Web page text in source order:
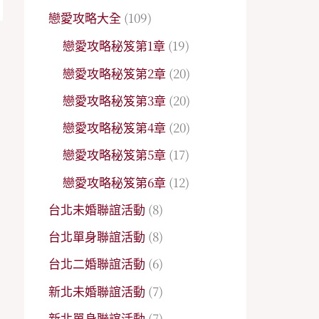
戀愛攻略大全 (109)
戀愛攻略秘笈第1章 (19)
戀愛攻略秘笈第2章 (20)
戀愛攻略秘笈第3章 (20)
戀愛攻略秘笈第4章 (20)
戀愛攻略秘笈第5章 (17)
戀愛攻略秘笈第6章 (12)
台北未婚聯誼活動 (8)
台北單身聯誼活動 (8)
台北二婚聯誼活動 (6)
新北未婚聯誼活動 (7)